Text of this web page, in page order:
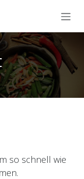
so schnell wie